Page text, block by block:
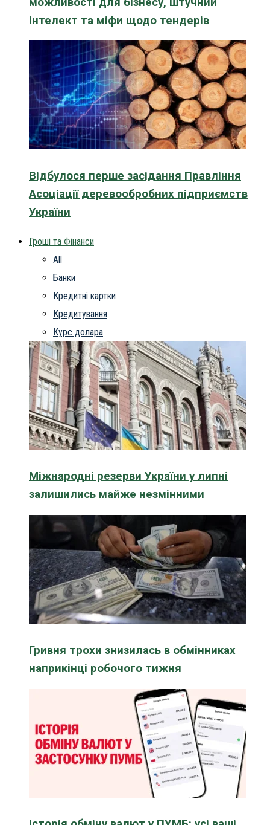
інтелект та міфи щодо тендерів
Відбулося перше засідання Правління
Асоціації деревообробних підприємств
України
Гроші та Фінанси
All
Банки
Кредитні картки
Кредитування
Курс долара
Міжнародні резерви України у липні
залишились майже незмінними
Гривня трохи знизилась в обмінниках
наприкінці робочого тижня